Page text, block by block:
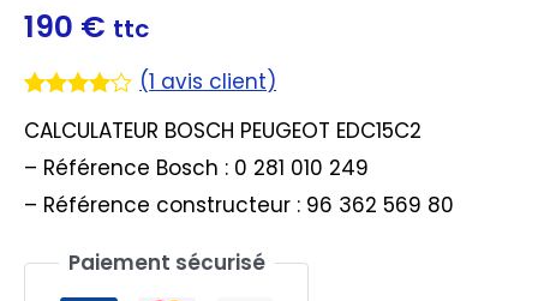
190 € ttc
sur 5
sur
notation
client
(1 avis client)
CALCULATEUR BOSCH PEUGEOT EDC15C2
– Référence Bosch : 0 281 010 249
– Référence constructeur : 96 362 569 80
Paiement sécurisé